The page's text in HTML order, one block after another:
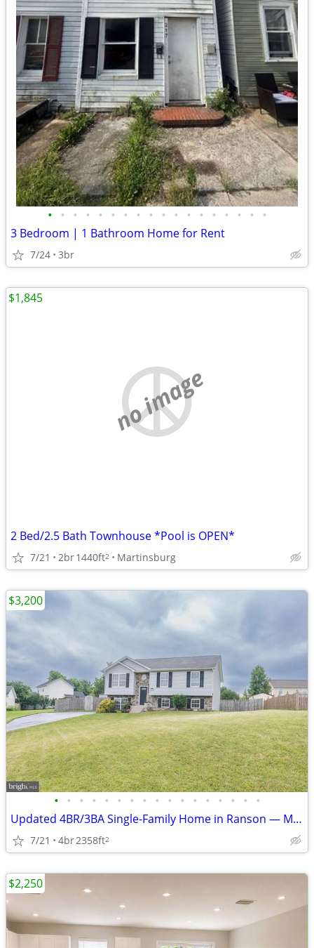
• • • • • • • • • • • • • • • • • •
3 Bedroom | 1 Bathroom Home for Rent
7/24 3br
no image
2 Bed/2.5 Bath Townhouse *Pool is OPEN*
7/21 2br1440ft2 Martinsburg
$1,845
• • • • • • • • • • • • • • • • •
Updated 4BR/3BA Single-Family Home in Ranson — Move-In Ready
7/21 4br2358ft2
$3,200
$2,250